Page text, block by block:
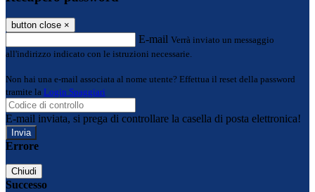
button close ×
E-mail Verrà inviato un messaggio
all'indirizzo indicato con le istruzioni necessarie.
Non hai una e-mail associata al nome utente? Effettua il reset della password
tramite la Login Spaggiari
E-mail inviata, si prega di controllare la casella di posta elettronica!
Errore
Chiudi
Successo